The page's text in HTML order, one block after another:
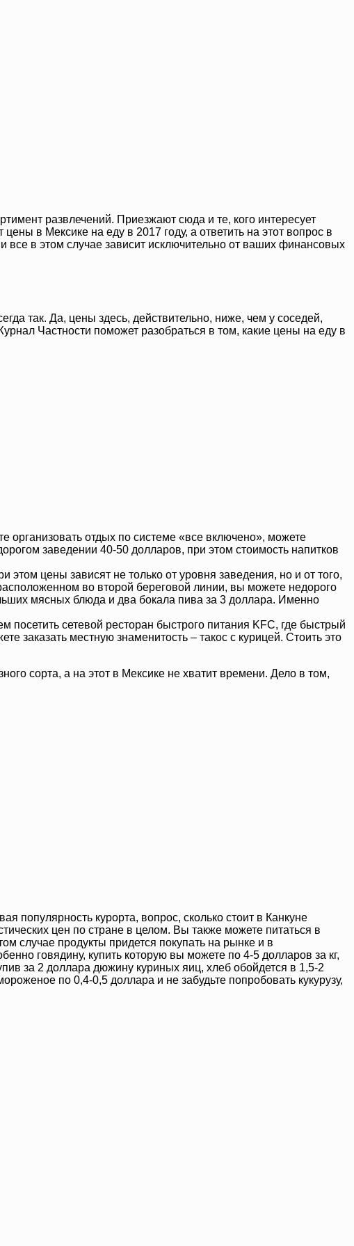
развлечений. Приезжают сюда и те, кого интересует
в Мексике на еду в 2017 году, а ответить на этот вопрос в
все в этом случае зависит исключительно от ваших финансовых
так. Да, цены здесь, действительно, ниже, чем у соседей,
Частности поможет разобраться в том, какие цены на еду в
организовать отдых по системе «все включено», можете
заведении 40-50 долларов, при этом стоимость напитков
этом цены зависят не только от уровня заведения, но и от того,
во второй береговой линии, вы можете недорого
мясных блюда и два бокала пива за 3 доллара. Именно
сетевой ресторан быстрого питания KFC, где быстрый
заказать местную знаменитость – такос с курицей. Стоить это
сорта, а на этот в Мексике не хватит времени. Дело в том,
популярность курорта, вопрос, сколько стоит в Канкуне
цен по стране в целом. Вы также можете питаться в
случае продукты придется покупать на рынке и в
говядину, купить которую вы можете по 4-5 долларов за кг,
за 2 доллара дюжину куриных яиц, хлеб обойдется в 1,5-2
по 0,4-0,5 доллара и не забудьте попробовать кукурузу,